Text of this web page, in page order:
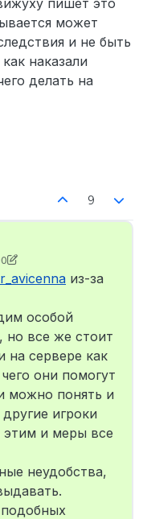
может
и не быть
наказали
делать на
9
из-за
особой
но все же стоит
на сервере как
они помогут
можно понять и
игроки
этим и меры все
неудобства,